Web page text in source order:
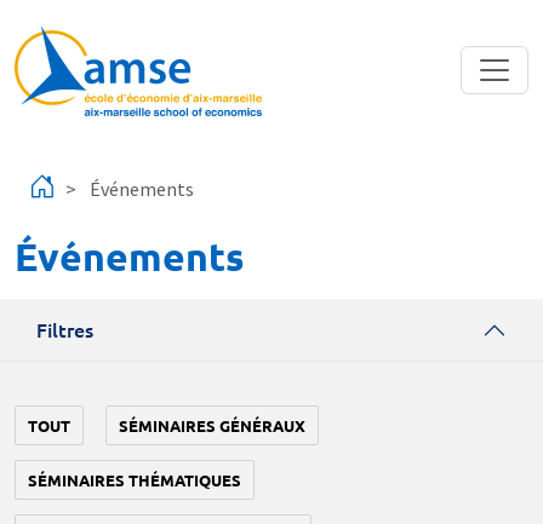
Événements
Événements
Filtres
TOUT SÉMINAIRES GÉNÉRAUX
SÉMINAIRES THÉMATIQUES